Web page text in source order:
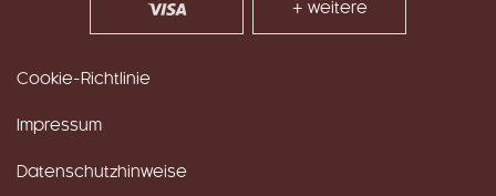
+ weitere
Cookie-Richtlinie
Impressum
Datenschutzhinweise